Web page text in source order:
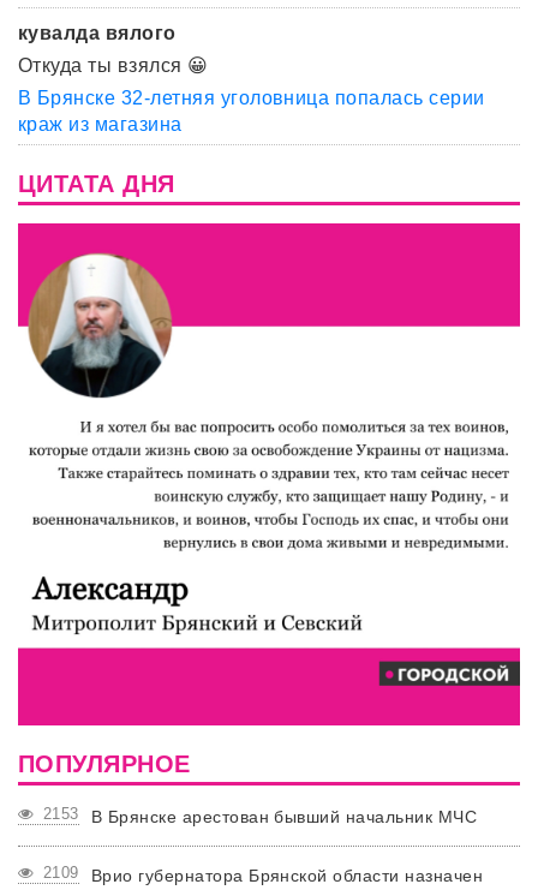
кувалда вялого
Откуда ты взялся 😀
В Брянске 32-летняя уголовница попалась серии
краж из магазина
ЦИТАТА ДНЯ
ПОПУЛЯРНОЕ
2153 В Брянске арестован бывший начальник МЧС
2109
Врио губернатора Брянской области назначен